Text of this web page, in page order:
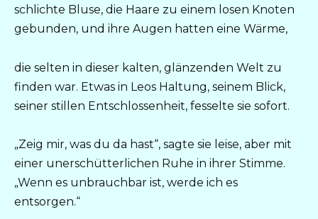
schlichte Bluse, die Haare zu einem losen Knoten
gebunden, und ihre Augen hatten eine Wärme,
die selten in dieser kalten, glänzenden Welt zu
finden war. Etwas in Leos Haltung, seinem Blick,
seiner stillen Entschlossenheit, fesselte sie sofort.
„Zeig mir, was du da hast“, sagte sie leise, aber mit
einer unerschütterlichen Ruhe in ihrer Stimme.
„Wenn es unbrauchbar ist, werde ich es
entsorgen.“